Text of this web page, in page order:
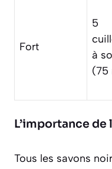
Fort
5
à
(75
L’importance
Tous les savons